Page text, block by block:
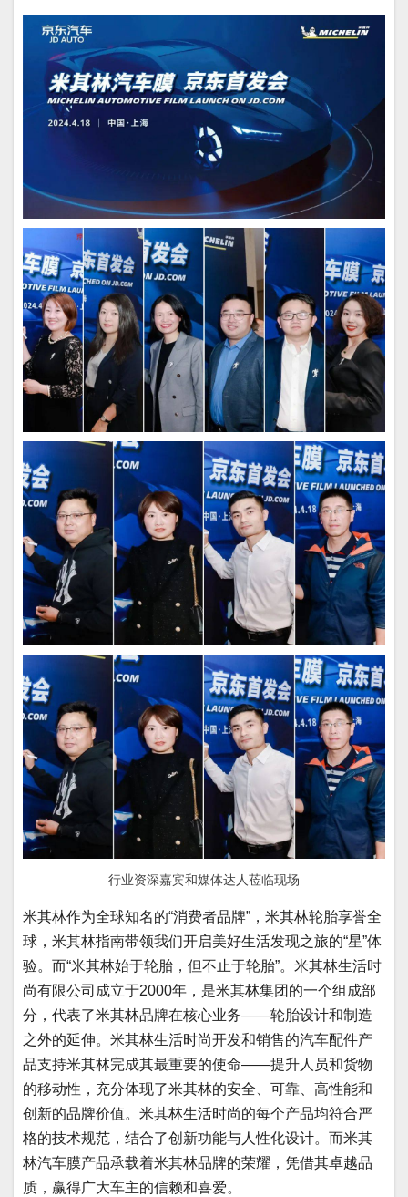
行业资深嘉宾和媒体达人莅临现场
米其林作为全球知名的“消费者品牌”，米其林轮胎享誉全
球，米其林指南带领我们开启美好生活发现之旅的“星”体
验。而“米其林始于轮胎，但不止于轮胎”。米其林生活时
尚有限公司成立于2000年，是米其林集团的一个组成部
分，代表了米其林品牌在核心业务——轮胎设计和制造
之外的延伸。米其林生活时尚开发和销售的汽车配件产
品支持米其林完成其最重要的使命——提升人员和货物
的移动性，充分体现了米其林的安全、可靠、高性能和
创新的品牌价值。米其林生活时尚的每个产品均符合严
格的技术规范，结合了创新功能与人性化设计。而米其
林汽车膜产品承载着米其林品牌的荣耀，凭借其卓越品
质，赢得广大车主的信赖和喜爱。